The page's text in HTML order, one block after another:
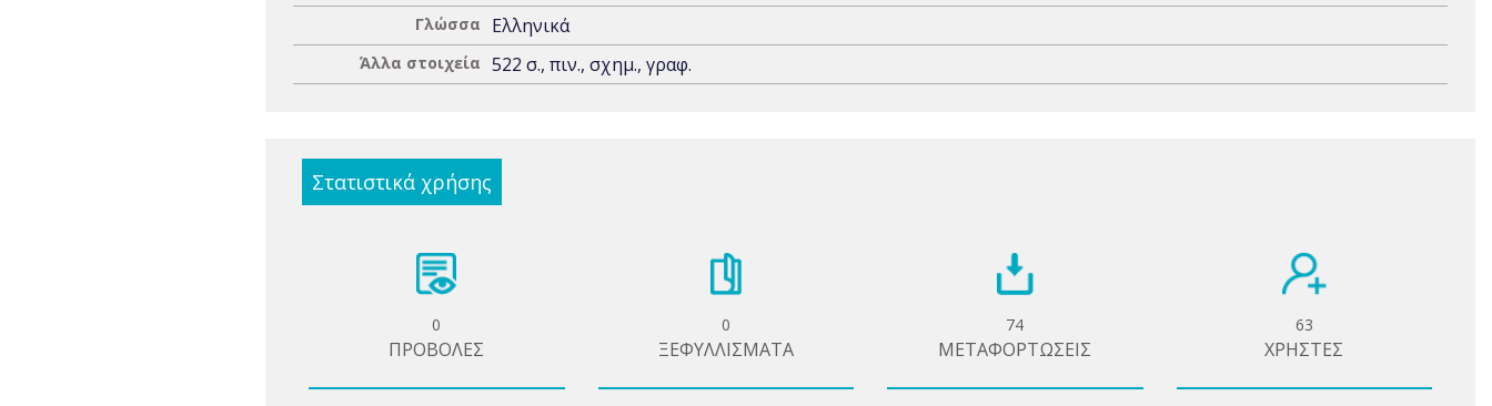
Γλώσσα Ελληνικά
Άλλα στοιχεία 522 σ., πιν., σχημ., γραφ.
Στατιστικά χρήσης
0
ΠΡΟΒΟΛΕΣ
0
ΞΕΦΥΛΛΙΣΜΑΤΑ
74
ΜΕΤΑΦΟΡΤΩΣΕΙΣ
63
ΧΡΗΣΤΕΣ